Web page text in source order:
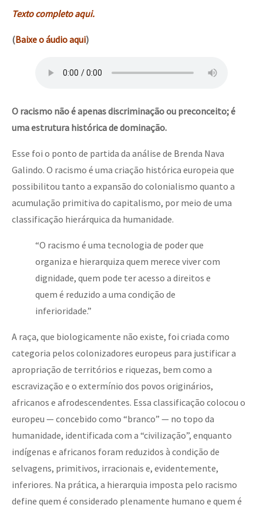
Texto completo aqui.
(Baixe o áudio aqui)
O racismo não é apenas discriminação ou preconceito; é
uma estrutura histórica de dominação.
Esse foi o ponto de partida da análise de Brenda Nava
Galindo. O racismo é uma criação histórica europeia que
possibilitou tanto a expansão do colonialismo quanto a
acumulação primitiva do capitalismo, por meio de uma
classificação hierárquica da humanidade.
“O racismo é uma tecnologia de poder que
organiza e hierarquiza quem merece viver com
dignidade, quem pode ter acesso a direitos e
quem é reduzido a uma condição de
inferioridade.”
A raça, que biologicamente não existe, foi criada como
categoria pelos colonizadores europeus para justificar a
apropriação de territórios e riquezas, bem como a
escravização e o extermínio dos povos originários,
africanos e afrodescendentes. Essa classificação colocou o
europeu — concebido como “branco” — no topo da
humanidade, identificada com a “civilização”, enquanto
indígenas e africanos foram reduzidos à condição de
selvagens, primitivos, irracionais e, evidentemente,
inferiores. Na prática, a hierarquia imposta pelo racismo
define quem é considerado plenamente humano e quem é